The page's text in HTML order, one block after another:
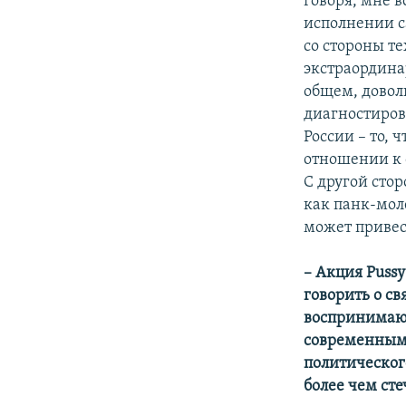
исполнении
со стороны
общем,
России – то,
отношении к
С другой
как панк-
может
– Акция
говорить о
более чем